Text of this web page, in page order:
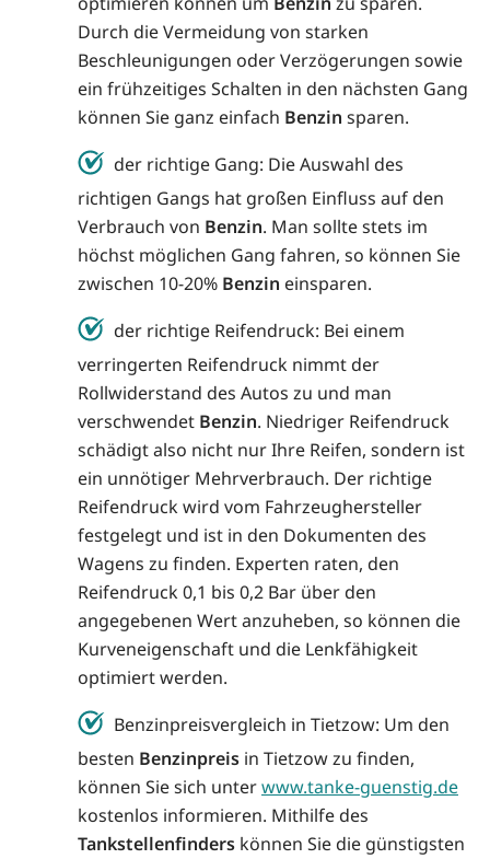
Durch die Vermeidung von starken
Beschleunigungen oder Verzögerungen sowie
ein frühzeitiges Schalten in den nächsten Gang
können Sie ganz einfach Benzin sparen.
der richtige Gang: Die Auswahl des
richtigen Gangs hat großen Einfluss auf den
Verbrauch von Benzin. Man sollte stets im
höchst möglichen Gang fahren, so können Sie
zwischen 10-20% Benzin einsparen.
der richtige Reifendruck: Bei einem
verringerten Reifendruck nimmt der
Rollwiderstand des Autos zu und man
verschwendet Benzin. Niedriger Reifendruck
schädigt also nicht nur Ihre Reifen, sondern ist
ein unnötiger Mehrverbrauch. Der richtige
Reifendruck wird vom Fahrzeughersteller
festgelegt und ist in den Dokumenten des
Wagens zu finden. Experten raten, den
Reifendruck 0,1 bis 0,2 Bar über den
angegebenen Wert anzuheben, so können die
Kurveneigenschaft und die Lenkfähigkeit
optimiert werden.
Benzinpreisvergleich in Tietzow: Um den
besten Benzinpreis in Tietzow zu finden,
können Sie sich unterwww.tanke-guenstig.de
kostenlos informieren. Mithilfe des
Tankstellenfinders können Sie die günstigsten